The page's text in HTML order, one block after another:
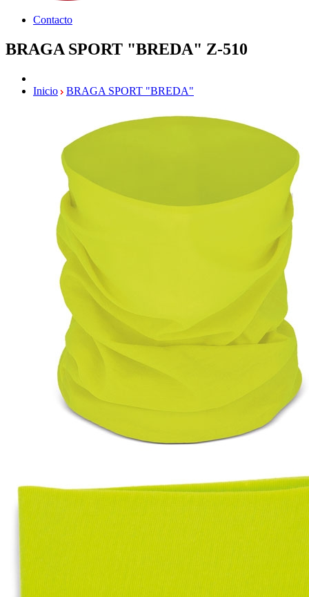
Contacto
BRAGA SPORT "BREDA" Z-510
Inicio BRAGA SPORT "BREDA"